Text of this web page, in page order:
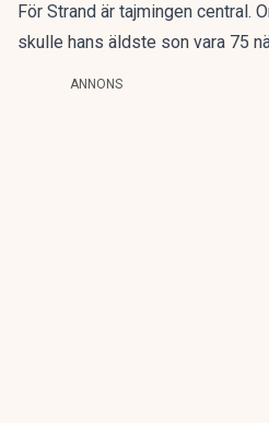
För Strand är tajmingen central.
skulle hans äldste son vara 75
ANNONS